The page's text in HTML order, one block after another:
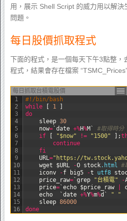
用，展示 Shell Script 的威力用以解
問題。
每日股價抓取程式
下面的程式，是一個每天下午3點整，
程式，結果會存在檔案
每日抓取台積電股價
1
2
3
4
5
6
7
8
9
10
11
12
13
14
15
16
#!/bin/bash
while
1
do
sleep 30
now=` date +%H%M `
#取得時分
if
"$now" != "1500" ;
continue
fi
URL="https://
wget
$URL -O stock.html #
iconv
-f big5 -t utf8
price_raw=` grep "台積電" -
price=` echo $price_raw
echo
` date +%Y%m%d ` " "
sleep 86000
done